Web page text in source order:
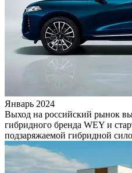
Январь 2024
Выход на российский рынок
гибридного бренда WEY и
подзаряжаемой гибридной